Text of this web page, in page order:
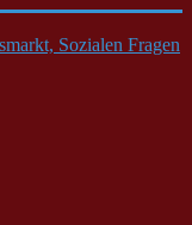
Sozialen Fragen